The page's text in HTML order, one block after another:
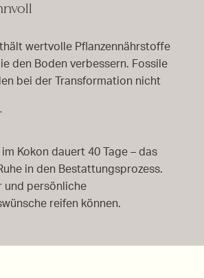
wertvolle Pflanzennährstoffe
den Boden verbessern. Fossile
bei der Transformation nicht
im Kokon dauert 40 Tage – das
in den Bestattungsprozess.
und persönliche
reifen können.